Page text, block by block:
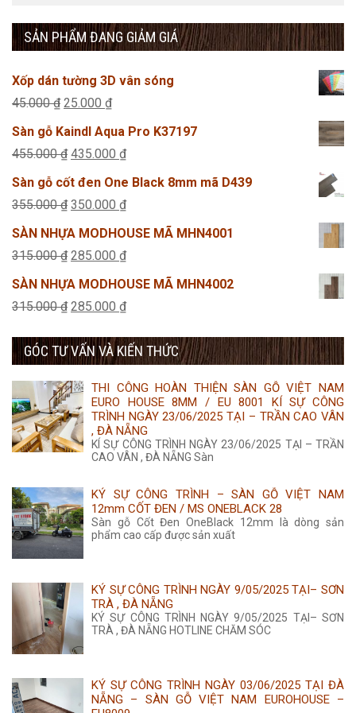
SẢN PHẨM ĐANG GIẢM GIÁ
Xốp dán tường 3D vân sóng
45.000₫ Giá
gốc
là:
25.000 ₫Giá
hiện
tại
25.000 ₫.
Sàn gỗ Kaindl Aqua Pro K37197
455.000₫ Giá
gốc
là:
435.000 ₫Giá
hiện
tại
435.000 ₫.
Sàn gỗ cốt đen One Black 8mm mã D439
355.000₫ Giá
gốc
là:
350.000 ₫Giá
hiện
tại
350.000 ₫.
SÀN NHỰA MODHOUSE MÃ MHN4001
315.000₫ Giá
gốc
là:
285.000 ₫Giá
hiện
tại
285.000 ₫.
SÀN NHỰA MODHOUSE MÃ MHN4002
315.000₫ Giá
là:
285.000 ₫Giá
tại
285.000 ₫.
GÓC TƯ VẤN VÀ KIẾN THỨC
THI CÔNG HOÀN THIỆN SÀN GỖ VIỆT NAM
EURO HOUSE 8MM / EU 8001 KÍ SỰ CÔNG
TRÌNH NGÀY 23/06/2025 TẠI – TRẦN CAO VÂN
, ĐÀ NẴNG
KÍ SỰ CÔNG TRÌNH NGÀY 23/06/2025 TẠI – TRẦN
CAO VÂN , ĐÀ NẴNG Sàn
KÝ SỰ CÔNG TRÌNH – SÀN GỖ VIỆT NAM
12mm CỐT ĐEN / MS ONEBLACK 28
Sàn gỗ Cốt Đen OneBlack 12mm là dòng sản
phẩm cao cấp được sản xuất
KÝ SỰ CÔNG TRÌNH NGÀY 9/05/2025 TẠI– SƠN
TRÀ , ĐÀ NẴNG
KÝ SỰ CÔNG TRÌNH NGÀY 9/05/2025 TẠI– SƠN
TRÀ , ĐÀ NẴNG HOTLINE CHĂM SÓC
KÝ SỰ CÔNG TRÌNH NGÀY 03/06/2025 TẠI ĐÀ
NẴNG – SÀN GỖ VIỆT NAM EUROHOUSE –